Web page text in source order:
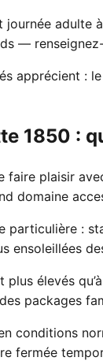
adulte
—
apprécient :
1850 :
faire plaisir
domaine
particulière :
ensoleillées
plus élevés
packages
conditions
fermée